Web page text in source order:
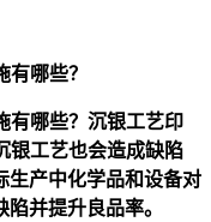
哪些？
有哪些？沉银工艺印
银工艺也会造成缺陷
生产中化学品和设备对
并提升良品率。